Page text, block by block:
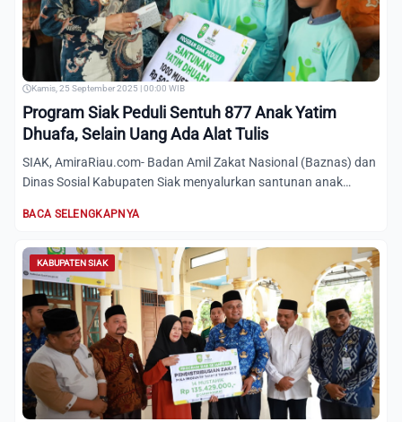
Kamis, 25 September 2025 | 00:00 WIB
Program Siak Peduli Sentuh 877 Anak Yatim
Dhuafa, Selain Uang Ada Alat Tulis
SIAK, AmiraRiau.com- Badan Amil Zakat Nasional (Baznas) dan
Dinas Sosial Kabupaten Siak menyalurkan santunan anak
BACA SELENGKAPNYA
KABUPATEN SIAK